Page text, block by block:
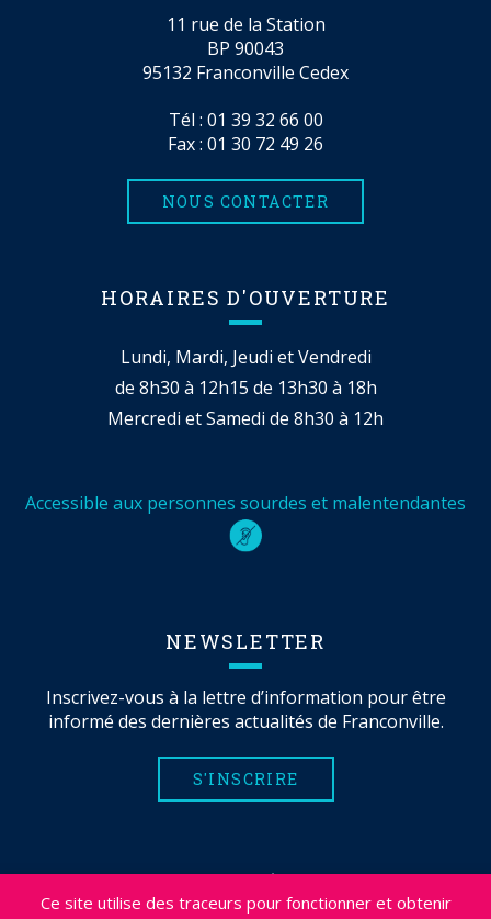
Ce site utilise des traceurs pour fonctionner et obtenir
11 rue de la Station
BP 90043
95132 Franconville Cedex
Tél : 01 39 32 66 00
Fax : 01 30 72 49 26
NOUS CONTACTER
HORAIRES D'OUVERTURE
Lundi, Mardi, Jeudi et Vendredi
de 8h30 à 12h15 de 13h30 à 18h
Mercredi et Samedi de 8h30 à 12h
Accessible aux personnes sourdes et malentendantes
NEWSLETTER
Inscrivez-vous à la lettre d’information pour être
informé des dernières actualités de Franconville.
S'INSCRIRE
MENTIONS LÉGALES
PLAN DU SITE